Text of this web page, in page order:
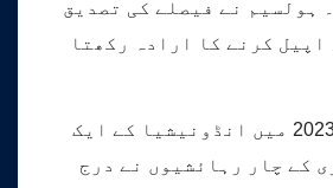
ہولسیم نے فیصلے کی تصدیق
اپیل کرنے کا ارادہ رکھتا
یہ شکایت جنوری 2023 میں انڈونیشیا کے ایک
کے چار رہائشیوں نے درج